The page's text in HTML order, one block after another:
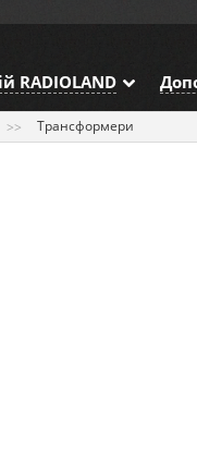
RADIOLAND
Трансформери